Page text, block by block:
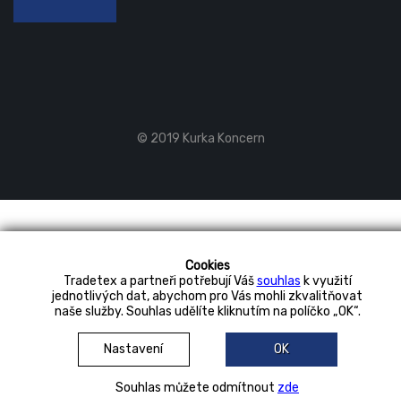
Cookies
Tradetex a partneři potřebují Vášsouhlas k využití
jednotlivých dat, abychom pro Vás mohli zkvalitňovat
naše služby. Souhlas udělíte kliknutím na políčko „OK“.
Nastavení OK
Souhlas můžete odmítnout zde
© 2019 Kurka Koncern